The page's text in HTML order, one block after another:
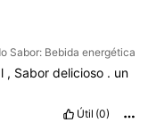
Sabor: Bebida energética
, Sabor delicioso . un
Útil (0)